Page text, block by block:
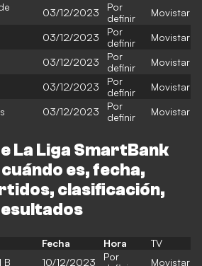
03/12/2023
Por
definir
Movistar
03/12/2023
Por
definir
Movistar
03/12/2023
Por
definir
Movistar
03/12/2023
Por
definir
Movistar
03/12/2023
Por
definir
Movistar
La Liga SmartBank
es, fecha,
clasificación,
Fecha Hora
TV
B
10/12/2023
Por
Movistar